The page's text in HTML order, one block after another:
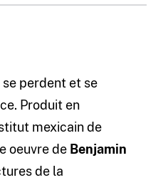
se perdent et se
Produit en
mexicain de
oeuvre de Benjamin
de la